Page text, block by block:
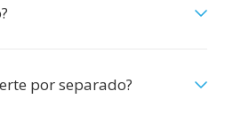
por separado?